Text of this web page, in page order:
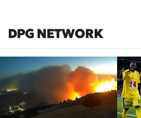
DPG NETWORK